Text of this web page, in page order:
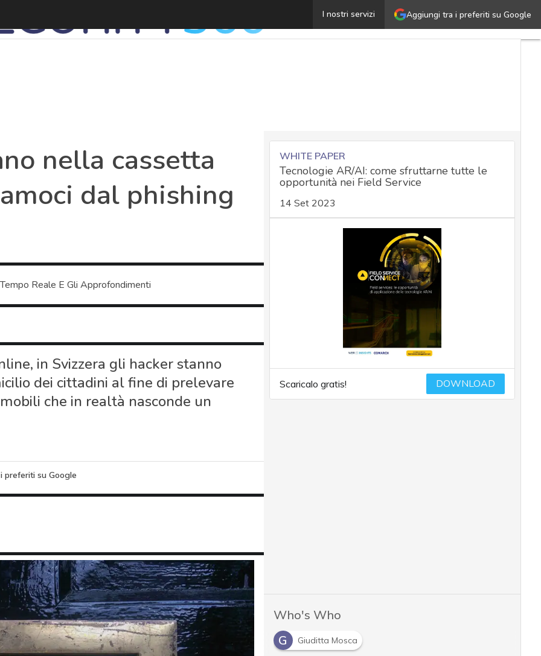
Aggiungi tra i preferiti su Google
I nostri servizi
Gli hacker ora entrano nella cassetta della posta:
nella cassetta
dal phishing
Reale E Gli Approfondimenti
in Svizzera gli hacker stanno
dei cittadini al fine di prelevare
che in realtà nasconde un
preferiti su Google
WHITE PAPER
Tecnologie AR/AI: come sfruttarne tutte le
opportunità nei Field Service
14 Set 2023
Scaricalo gratis! DOWNLOAD
Who's Who
G
Giuditta Mosca